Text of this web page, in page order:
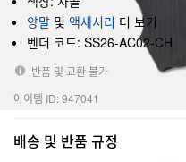
양말 및 액세서리 더 보기
벤더 코드: SS26-AC02-CH
반품 및 교환 불가
아이템 ID: 947041
배송 및 반품 규정